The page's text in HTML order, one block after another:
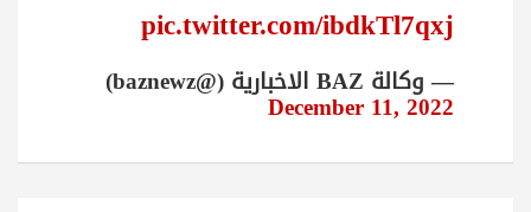
pic.twitter.com/ibdkTl7qxj
— وكالة BAZ الاخبارية (@baznewz)
December 11, 2022